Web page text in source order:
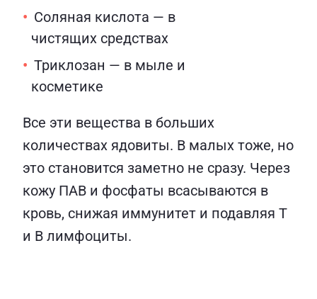
Соляная кислота — в
чистящих средствах
Триклозан — в мыле и
косметике
Все эти вещества в больших
количествах ядовиты. В малых тоже, но
это становится заметно не сразу. Через
кожу ПАВ и фосфаты всасываются в
кровь, снижая иммунитет и подавляя Т
и В лимфоциты.